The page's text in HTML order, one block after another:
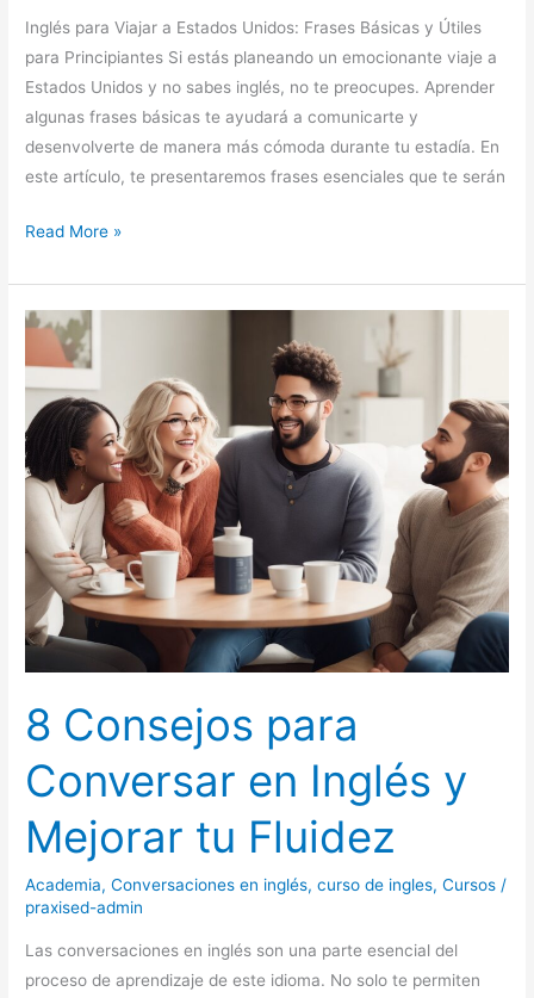
Inglés para Viajar a Estados Unidos: Frases Básicas y Útiles
para Principiantes Si estás planeando un emocionante viaje a
Estados Unidos y no sabes inglés, no te preocupes. Aprender
algunas frases básicas te ayudará a comunicarte y
desenvolverte de manera más cómoda durante tu estadía. En
este artículo, te presentaremos frases esenciales que te serán
Read More »
8 Consejos para
Conversar en Inglés y
Mejorar tu Fluidez
Academia,Conversaciones en inglés,curso de ingles,Cursos /
praxised-admin
Las conversaciones en inglés son una parte esencial del
proceso de aprendizaje de este idioma. No solo te permiten
8
Consejos
para
Conversar
en
Inglés
Mejorar
tu
Fluidez